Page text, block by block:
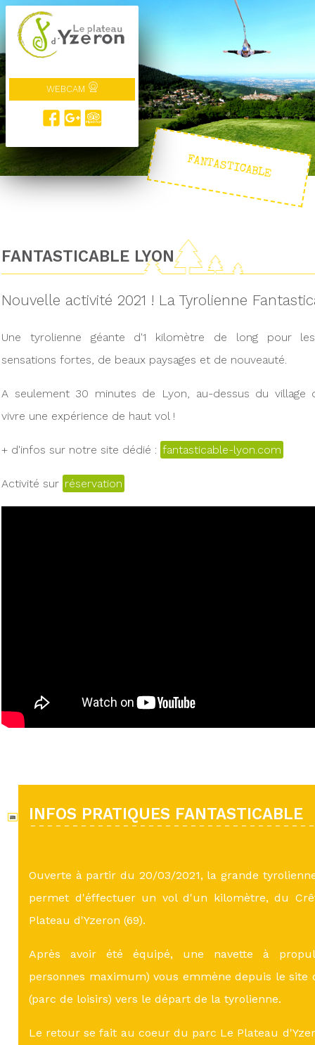
WEBCAM
FANTASTICABLE
FANTASTICABLE LYON
Nouvelle activité 2021 ! La Tyrolienne
Une tyrolienne géante d'1 kilomètre de long pour
sensations fortes, de beaux paysages et de nouveauté.
A seulement 30 minutes de Lyon, au-dessus du village
vivre une expérience de haut vol !
+ d'infos sur notre site dédié : fantasticable-lyon.com
Activité sur réservation
INFOS PRATIQUES FANTASTICABLE
Ouverte à partir du 20/03/2021, la grande
permet d'éffectuer un vol d'un kilomètre, du
Plateau d'Yzeron (69).
Après avoir été équipé, une navette à
personnes maximum) vous emmène depuis le site
(parc de loisirs) vers le départ de la tyrolienne.
Le retour se fait au coeur du parc Le Plateau